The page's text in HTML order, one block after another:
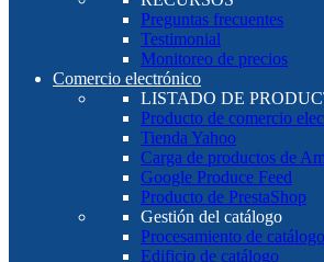
Preguntas frecuentes
Testimonial
Monitoreo de precios
Comercio electrónico
LISTADO DE
Producto de comercio
Tienda Yahoo
Carga de productos de
Google Produce Feed
Producto de PrestaShop
Gestión del catálogo
Procesamiento de
Edificio de catálogo